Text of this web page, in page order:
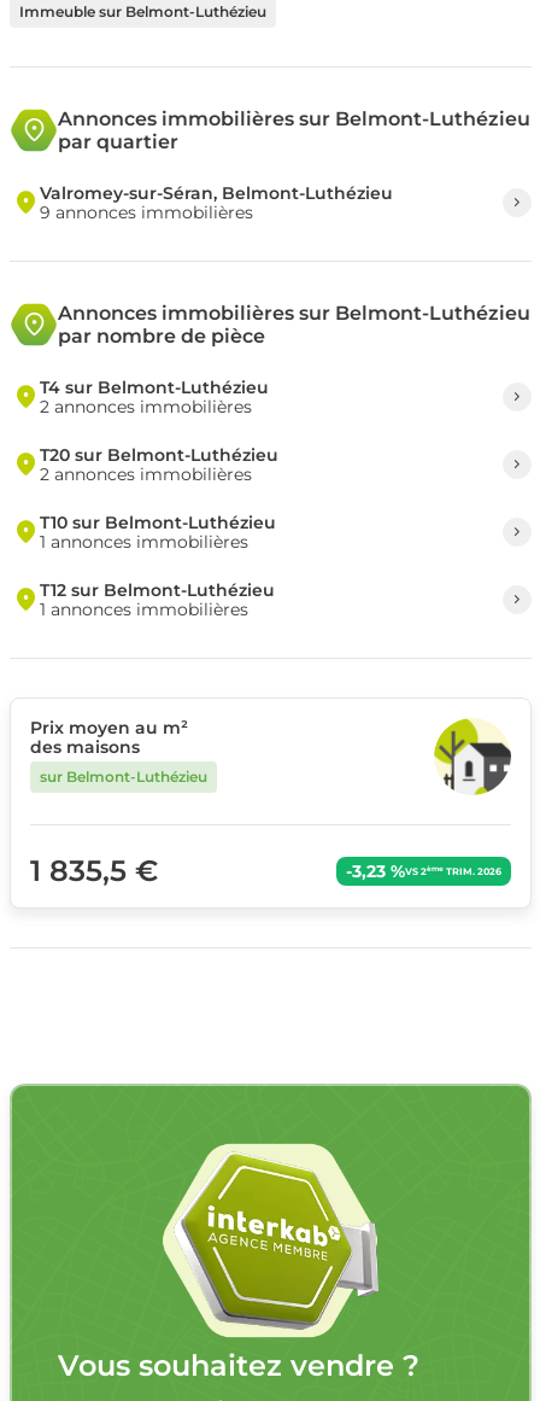
Immeuble sur Belmont-Luthézieu
Annonces immobilières sur Belmont-Luthézieu
par quartier
Valromey-sur-Séran, Belmont-Luthézieu
9 annonces immobilières
Annonces immobilières sur Belmont-Luthézieu
par nombre de pièce
T4 sur Belmont-Luthézieu
2 annonces immobilières
T20 sur Belmont-Luthézieu
2 annonces immobilières
T10 sur Belmont-Luthézieu
1 annonces immobilières
T12 sur Belmont-Luthézieu
1 annonces immobilières
Prix moyen au m²
des maisons
sur Belmont-Luthézieu
1 835,5 € -3,23 %VS 2èmeTRIM. 2026
Vous souhaitez vendre ?